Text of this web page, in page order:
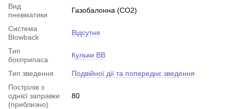
Вид
пневматики
Газобалонна (CO2)
Система
Blowback
Відсутня
Тип
боєприпаса
Кульки BB
Тип зведення
Подвійної дії та попереднє зведення
Пострілів з
однієї заправки
(приблизно)
80